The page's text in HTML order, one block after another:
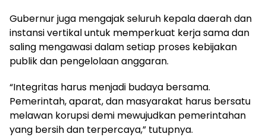
Gubernur juga mengajak seluruh kepala daerah dan
instansi vertikal untuk memperkuat kerja sama dan
saling mengawasi dalam setiap proses kebijakan
publik dan pengelolaan anggaran.
“Integritas harus menjadi budaya bersama.
Pemerintah, aparat, dan masyarakat harus bersatu
melawan korupsi demi mewujudkan pemerintahan
yang bersih dan terpercaya,” tutupnya.